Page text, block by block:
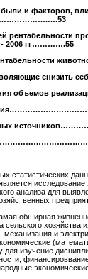
и факторов,
….53
рентабельности
- 2006 гг………….55
снизить
объемов
источников
статистических
анализа для
обширная
хозяйства
и
изучение